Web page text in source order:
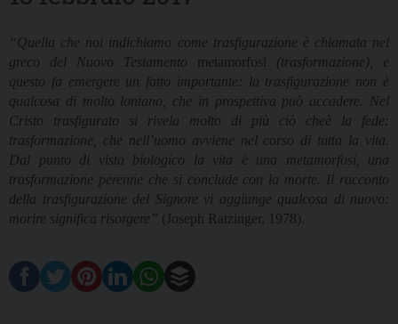
“Quella che noi indichiamo come trasfigurazione è chiamata nel
greco del Nuovo Testamento metamorfosi (trasformazione), e
questo fa emergere un fatto importante: la trasfigurazione non è
qualcosa di molto lontano, che in prospettiva può accadere. Nel
Cristo trasfigurato si rivela molto di più ciò cheè la fede:
trasformazione, che nell’uomo avviene nel corso di tutta la vita.
Dal punto di vista biologico la vita è una metamorfosi, una
trasformazione perenne che si conclude con la morte. Il racconto
della trasfigurazione del Signore vi aggiunge qualcosa di nuovo:
morire significa risorgere” (Joseph Ratzinger, 1978).